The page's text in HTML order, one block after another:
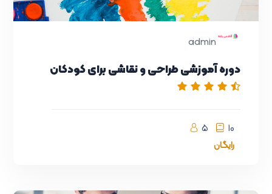
admin
دوره آموزشی طراحی و نقاشی برای کودکان
5
10
رایگان
آشپزی